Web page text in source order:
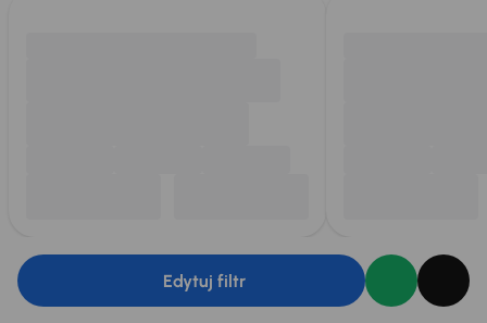
Edytuj filtr